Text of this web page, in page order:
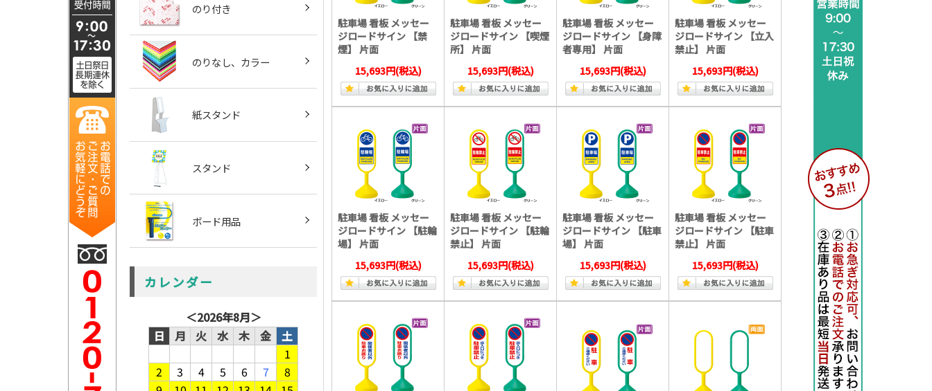
のり付き
のりなし、カラー
紙スタンド
スタンド
ボード用品
カレンダー
＜2026年8月＞
日
月 火 水 木 金
土
1
2
3 4 5 6 7
8
駐車場 看板 メッセー
ジロードサイン 【禁
煙】 片面
15,693円(税込)
駐車場 看板 メッセー
ジロードサイン 【喫煙
所】 片面
15,693円(税込)
駐車場 看板 メッセー
ジロードサイン 【身障
者専用】 片面
15,693円(税込)
駐車場 看板 メッセー
ジロードサイン 【立入
禁止】 片面
15,693円(税込)
駐車場 看板 メッセー
ジロードサイン 【駐輪
場】 片面
15,693円(税込)
駐車場 看板 メッセー
ジロードサイン 【駐輪
禁止】 片面
15,693円(税込)
駐車場 看板 メッセー
ジロードサイン 【駐車
場】 片面
15,693円(税込)
駐車場 看板 メッセー
ジロードサイン 【駐車
禁止】 片面
15,693円(税込)